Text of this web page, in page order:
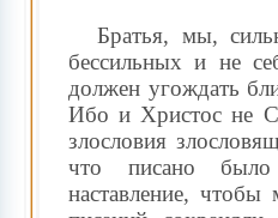
Братья, мы,
бессильных и не
должен угождать
Ибо и Христос не
злословия
что писано
наставление,